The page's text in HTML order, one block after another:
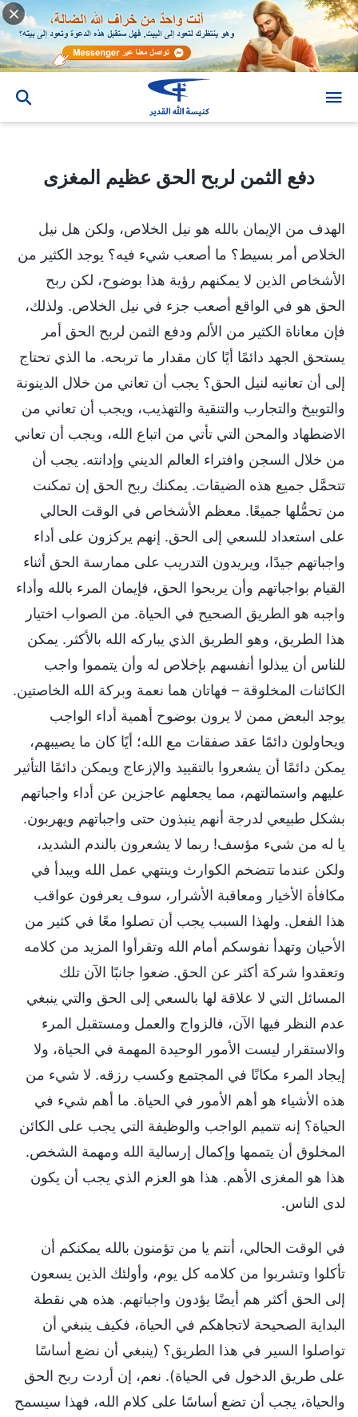
دفع الثمن لربح الحق عظيم المغزى
دفع الثمن لربح الحق عظيم المغزى
الهدف من الإيمان بالله هو نيل الخلاص، ولكن هل نيل
الخلاص أمر بسيط؟ ما أصعب شيء فيه؟ يوجد الكثير من
الأشخاص الذين لا يمكنهم رؤية هذا بوضوح، لكن ربح
الحق هو في الواقع أصعب جزء في نيل الخلاص. ولذلك،
فإن معاناة الكثير من الألم ودفع الثمن لربح الحق أمر
يستحق الجهد دائمًا أيًا كان مقدار ما تربحه. ما الذي تحتاج
إلى أن تعانيه لنيل الحق؟ يجب أن تعاني من خلال الدينونة
والتوبيخ والتجارب والتنقية والتهذيب، ويجب أن تعاني من
الاضطهاد والمحن التي تأتي من اتباع الله، ويجب أن تعاني
من خلال السجن وافتراء العالم الديني وإدانته. يجب أن
تتحمَّل جميع هذه الضيقات. يمكنك ربح الحق إن تمكنت
من تحمُّلها جميعًا. معظم الأشخاص في الوقت الحالي
على استعداد للسعي إلى الحق. إنهم يركزون على أداء
واجباتهم جيدًا، ويريدون التدريب على ممارسة الحق أثناء
القيام بواجباتهم وأن يربحوا الحق، فإيمان المرء بالله وأداء
واجبه هو الطريق الصحيح في الحياة. من الصواب اختيار
هذا الطريق، وهو الطريق الذي يباركه الله بالأكثر. يمكن
للناس أن يبذلوا أنفسهم بإخلاص له وأن يتمموا واجب
الكائنات المخلوقة – فهاتان هما نعمة وبركة الله الخاصتين.
يوجد البعض ممن لا يرون بوضوح أهمية أداء الواجب
ويحاولون دائمًا عقد صفقات مع الله؛ أيًا كان ما يصيبهم،
يمكن دائمًا أن يشعروا بالتقييد والإزعاج ويمكن دائمًا التأثير
عليهم واستمالتهم، مما يجعلهم عاجزين عن أداء واجباتهم
بشكل طبيعي لدرجة أنهم ينبذون حتى واجباتهم ويهربون.
يا له من شيء مؤسف! ربما لا يشعرون بالندم الشديد،
ولكن عندما تتضخم الكوارث وينتهي عمل الله ويبدأ في
مكافأة الأخيار ومعاقبة الأشرار، سوف يعرفون عواقب
هذا الفعل. ولهذا السبب يجب أن تصلوا معًا في كثير من
الأحيان وتهدأ نفوسكم أمام الله وتقرأوا المزيد من كلامه
وتعقدوا شركة أكثر عن الحق. ضعوا جانبًا الآن تلك
المسائل التي لا علاقة لها بالسعي إلى الحق والتي ينبغي
عدم النظر فيها الآن، فالزواج والعمل ومستقبل المرء
والاستقرار ليست الأمور الوحيدة المهمة في الحياة، ولا
إيجاد المرء مكانًا في المجتمع وكسب رزقه. لا شيء من
هذه الأشياء هو أهم الأمور في الحياة. ما أهم شيء في
الحياة؟ إنه تتميم الواجب والوظيفة التي يجب على الكائن
المخلوق أن يتممها وإكمال إرسالية الله ومهمة الشخص.
هذا هو المغزى الأهم. هذا هو العزم الذي يجب أن يكون
لدى الناس.
في الوقت الحالي، أنتم يا من تؤمنون بالله يمكنكم أن
تأكلوا وتشربوا من كلامه كل يوم، وأولئك الذين يسعون
إلى الحق أكثر هم أيضًا يؤدون واجباتهم. هذه هي نقطة
البداية الصحيحة لاتجاهكم في الحياة، فكيف ينبغي أن
تواصلوا السير في هذا الطريق؟ (ينبغي أن نضع أساسًا
على طريق الدخول في الحياة). نعم، إن أردت ربح الحق
والحياة، يجب أن تضع أساسًا على كلام الله، فهذا سيسمح